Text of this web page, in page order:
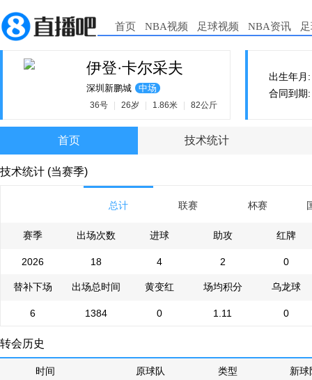
首页 NBA视频 足球视频 NBA资讯
伊登·卡尔采夫
深圳新鹏城 中场
36号 26岁 1.86米 82公斤
出生年月
合同到期
首页 技术统计
技术统计 (当赛季)
总计 联赛 杯赛
赛季 出场次数 进球 助攻 红牌
2026 18 4 2 0
替补下场 出场总时间 黄变红 场均积分 乌龙球
6 1384 0 1.11 0
转会历史
时间 原球队 类型 新球